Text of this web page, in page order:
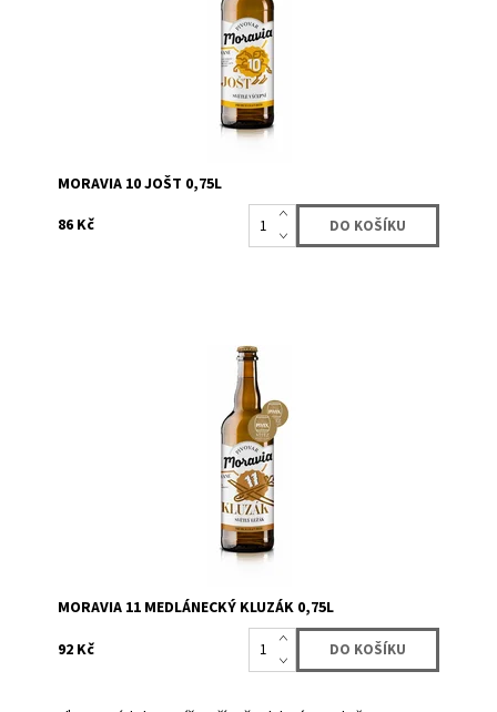
90
Moravia lahvové pivo
MORAVIA 10 JOŠT 0,75L
86 Kč
DVOJNÁSOBNÝ VÍTĚZ PIVEXU! Pivo sytě zlaté barvy s
výrazným a plným tělem a vyváženou střední hořkostí.
Název tohoto piva vzdává hold brněnské městské části
Medlánky, kde má pivovar Moravia varnu. Jedním ze
symbolů Medlánek je letiště a právě tady...
>162
Moravia lahvové pivo
MORAVIA 11 MEDLÁNECKÝ KLUZÁK 0,75L
92 Kč